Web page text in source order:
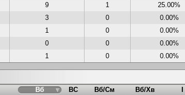
9 1
25.00%
3 0
0.00%
1 0
0.00%
0 0
0.00%
1 0 0.00%
Вб ВС Вб/См Вб/Хв